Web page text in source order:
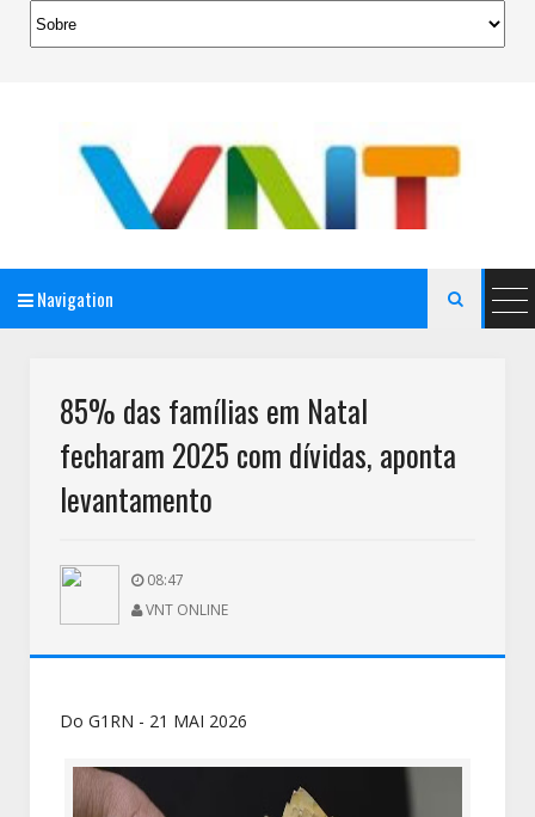
Navigation 
85% das famílias em Natal
fecharam 2025 com dívidas, aponta
levantamento
08:47
VNT ONLINE
Do G1RN - 21 MAI 2026